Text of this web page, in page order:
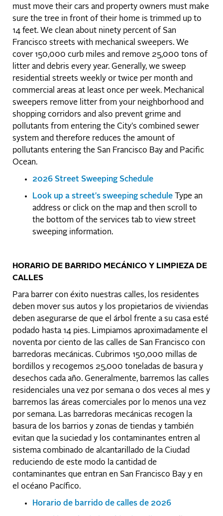
must move their cars and property owners must make
sure the tree in front of their home is trimmed up to
14 feet. We clean about ninety percent of San
Francisco streets with mechanical sweepers. We
cover 150,000 curb miles and remove 25,000 tons of
litter and debris every year. Generally, we sweep
residential streets weekly or twice per month and
commercial areas at least once per week. Mechanical
sweepers remove litter from your neighborhood and
shopping corridors and also prevent grime and
pollutants from entering the City's combined sewer
system and therefore reduces the amount of
pollutants entering the San Francisco Bay and Pacific
Ocean.
2026 Street Sweeping Schedule
Look up a street's sweeping schedule Type an
address or click on the map and then scroll to
the bottom of the services tab to view street
sweeping information.
HORARIO DE BARRIDO MECÁNICO Y LIMPIEZA DE
CALLES
Para barrer con éxito nuestras calles, los residentes
deben mover sus autos y los propietarios de viviendas
deben asegurarse de que el árbol frente a su casa esté
podado hasta 14 pies. Limpiamos aproximadamente el
noventa por ciento de las calles de San Francisco con
barredoras mecánicas. Cubrimos 150,000 millas de
bordillos y recogemos 25,000 toneladas de basura y
desechos cada año. Generalmente, barremos las calles
residenciales una vez por semana o dos veces al mes y
barremos las áreas comerciales por lo menos una vez
por semana. Las barredoras mecánicas recogen la
basura de los barrios y zonas de tiendas y también
evitan que la suciedad y los contaminantes entren al
sistema combinado de alcantarillado de la Ciudad
reduciendo de este modo la cantidad de
contaminantes que entran en San Francisco Bay y en
el océano Pacífico.
Horario de barrido de calles de 2026